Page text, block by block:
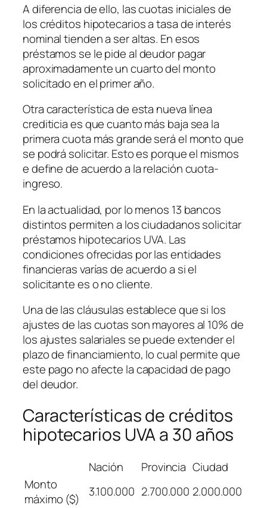
A diferencia de ello, las cuotas iniciales de
los créditos hipotecarios a tasa de interés
nominal tienden a ser altas. En esos
préstamos se le pide al deudor pagar
aproximadamente un cuarto del monto
solicitado en el primer año.
Otra característica de esta nueva línea
crediticia es que cuanto más baja sea la
primera cuota más grande será el monto que
se podrá solicitar. Esto es porque el mismos
e define de acuerdo a la relación cuota-
ingreso.
En la actualidad, por lo menos 13 bancos
distintos permiten a los ciudadanos solicitar
préstamos hipotecarios UVA. Las
condiciones ofrecidas por las entidades
financieras varías de acuerdo a si el
solicitante es o no cliente.
Una de las cláusulas establece que si los
ajustes de las cuotas son mayores al 10% de
los ajustes salariales se puede extender el
plazo de financiamiento, lo cual permite que
este pago no afecte la capacidad de pago
del deudor.
Características de créditos
hipotecarios UVA a 30 años
Nación Provincia Ciudad
Monto
máximo ($)
3.100.000 2.700.000 2.000.000